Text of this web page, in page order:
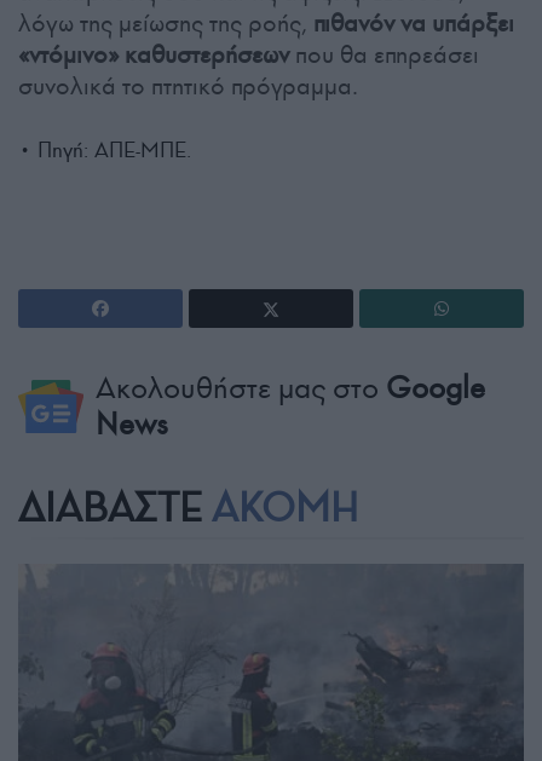
λόγω της μείωσης της ροής, πιθανόν να υπάρξει
«ντόμινο» καθυστερήσεωνπου θα επηρεάσει
συνολικά το πτητικό πρόγραμμα.
• Πηγή: ΑΠΕ-ΜΠΕ.
Ακολουθήστε μας στο Google
News
ΔΙΑΒΑΣΤΕ ΑΚΟΜΗ